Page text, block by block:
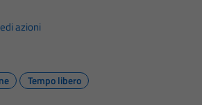
azioni
Tempo libero